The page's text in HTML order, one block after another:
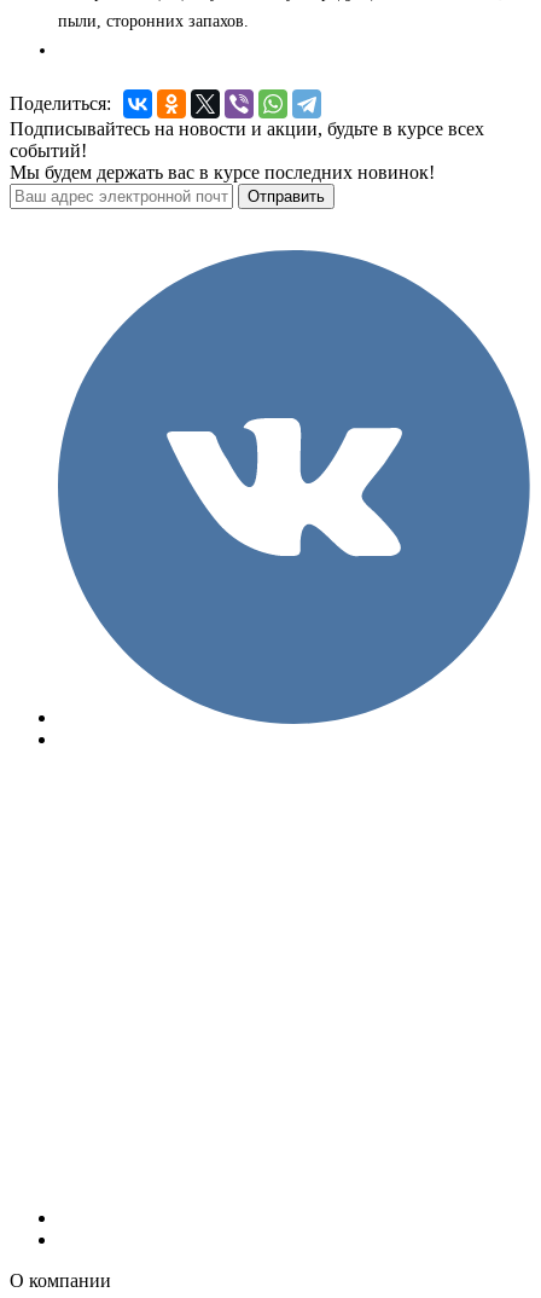
пыли, сторонних запахов.
Поделиться:
Подписывайтесь на новости и акции, будьте в курсе всех
событий!
Мы будем держать вас в курсе последних новинок!
О компании